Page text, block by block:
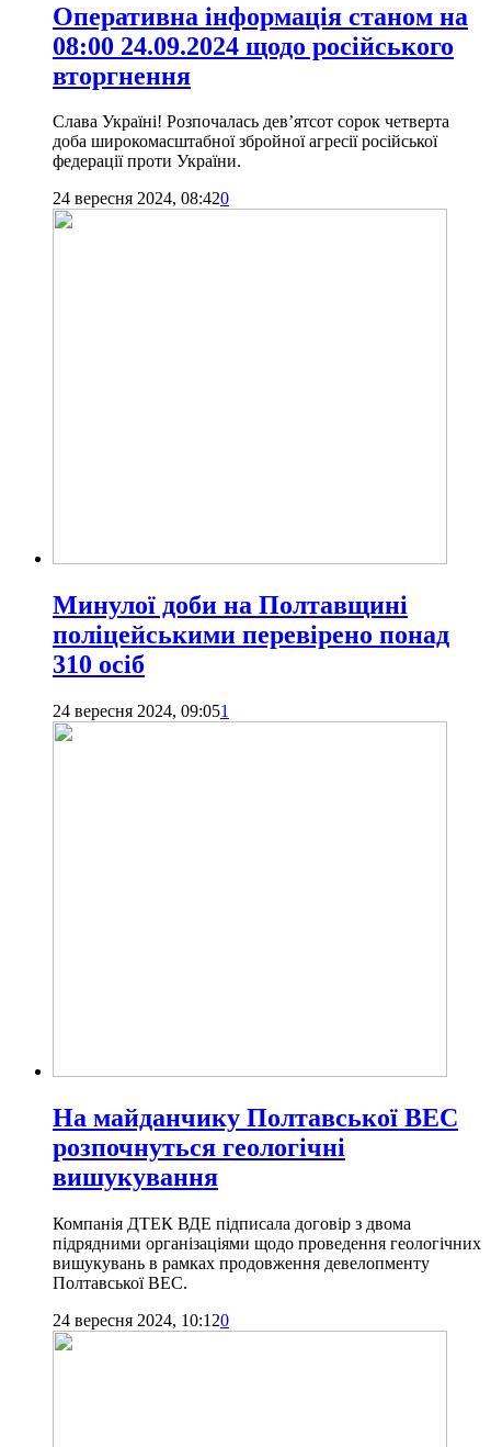
Оперативна інформація станом на
08:00 24.09.2024 щодо російського
вторгнення
Слава Україні! Розпочалась дев’ятсот сорок четверта
доба широкомасштабної збройної агресії російської
федерації проти України.
24 вересня 2024, 08:420
Минулої доби на Полтавщині
поліцейськими перевірено понад
310 осіб
24 вересня 2024, 09:051
На майданчику Полтавської ВЕС
розпочнуться геологічні
вишукування
Компанія ДТЕК ВДЕ підписала договір з двома
підрядними організаціями щодо проведення геологічних
вишукувань в рамках продовження девелопменту
Полтавської ВЕС.
24 вересня 2024, 10:120